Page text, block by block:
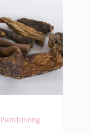
Paardenlong